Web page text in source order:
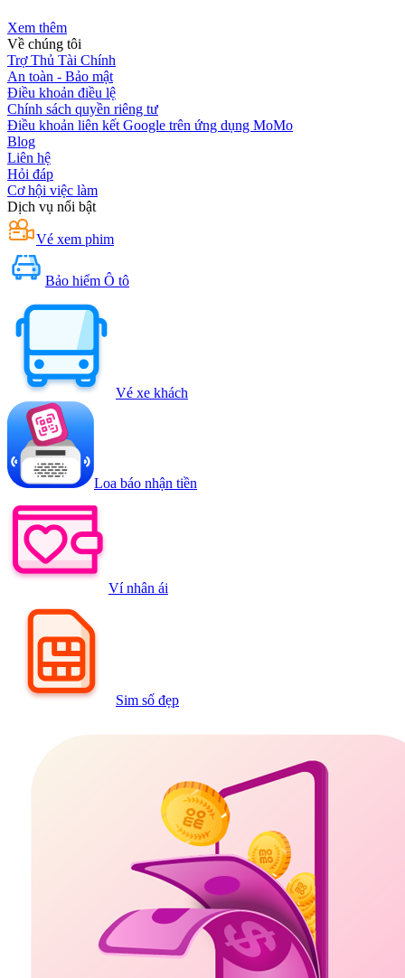
Xem thêm
Về chúng tôi
Trợ Thủ Tài Chính
An toàn - Bảo mật
Điều khoản điều lệ
Chính sách quyền riêng tư
Điều khoản liên kết Google trên ứng dụng MoMo
Blog
Liên hệ
Hỏi đáp
Cơ hội việc làm
Dịch vụ nổi bật
Vé xem phim
Bảo hiểm Ô tô
Vé xe khách
Loa báo nhận tiền
Ví nhân ái
Sim số đẹp